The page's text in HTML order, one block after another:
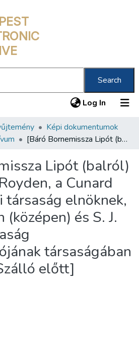
Search
Log In (current)
Képi dokumentumok
[Báró Bornemissza Lipót (balról) Sir Thomas Royden, a Cunard Line hajózási társaság elnöknek, Lady Royden (középen) és S. J. Lister, a társaság vezérgazgatójának társaságában a Hungária Szálló előtt]
Lipót (balról)
a Cunard
társaság elnöknek,
(középen) és S. J.
társaságában
előtt]